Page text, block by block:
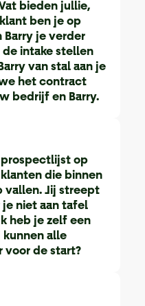
bieden jullie,
ben je op
Barry je verder
de intake stellen
van stal aan je
het contract
bedrijf en Barry.
op
die binnen
vallen. Jij streept
je niet aan tafel
heb je zelf een
alle
voor de start?